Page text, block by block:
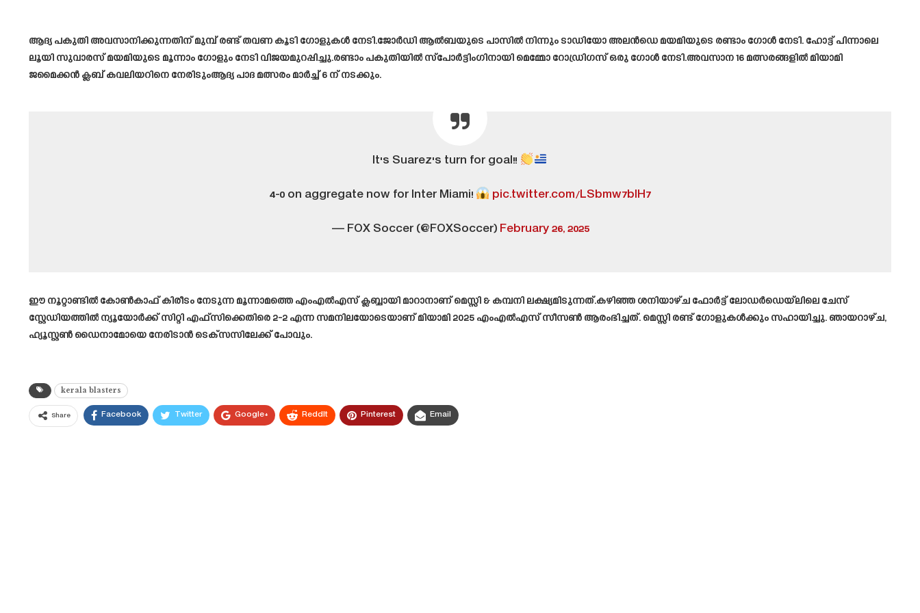
ആദ്യ പകുതി അവസാനിക്കുന്നതിന് മുമ്പ് രണ്ട് തവണ കൂടി ഗോളുകൾ നേടി.ജോർഡി ആൽബയുടെ പാസിൽ നിന്നും ടാഡിയോ അലൻഡെ മയമിയുടെ രണ്ടാം ഗോൾ നേടി. ഹോട്ട് പിന്നാലെ
ലൂയി സുവാരസ് മയമിയുടെ മൂന്നാം ഗോളും നേടി വിജയമുറപ്പിച്ചു.രണ്ടാം പകുതിയിൽ സ്പോർട്ടിംഗിനായി മെമ്മോ റോഡ്രിഗസ് ഒരു ഗോൾ നേടി.അവസാന 16 മത്സരങ്ങളിൽ മിയാമി
ജമൈക്കൻ ക്ലബ് കവലിയറിനെ നേരിടുംആദ്യ പാദ മത്സരം മാർച്ച് 6 ന് നടക്കും.
It's Suarez's turn for goal!!
4-0 on aggregate now for Inter Miami! pic.twitter.com/LSbmw7blH7
— FOX Soccer (@FOXSoccer) February 26, 2025
ഈ നൂറ്റാണ്ടിൽ കോൺകാഫ് കിരീടം നേടുന്ന മൂന്നാമത്തെ എം‌എൽ‌എസ് ക്ലബ്ബായി മാറാനാണ് മെസ്സി & കമ്പനി ലക്ഷ്യമിടുന്നത്.കഴിഞ്ഞ ശനിയാഴ്ച ഫോർട്ട് ലോഡർഡെയ്‌ലിലെ ചേസ്
സ്റ്റേഡിയത്തിൽ ന്യൂയോർക്ക് സിറ്റി എഫ്‌സിക്കെതിരെ 2-2 എന്ന സമനിലയോടെയാണ് മിയാമി 2025 എം‌എൽ‌എസ് സീസൺ ആരംഭിച്ചത്. മെസ്സി രണ്ട് ഗോളുകൾക്കും സഹായിച്ചു. ഞായറാഴ്ച,
ഹ്യൂസ്റ്റൺ ഡൈനാമോയെ നേരിടാൻ ടെക്സസിലേക്ക് പോവും.
kerala blasters
Share Facebook Twitter Google+ ReddIt Pinterest Email